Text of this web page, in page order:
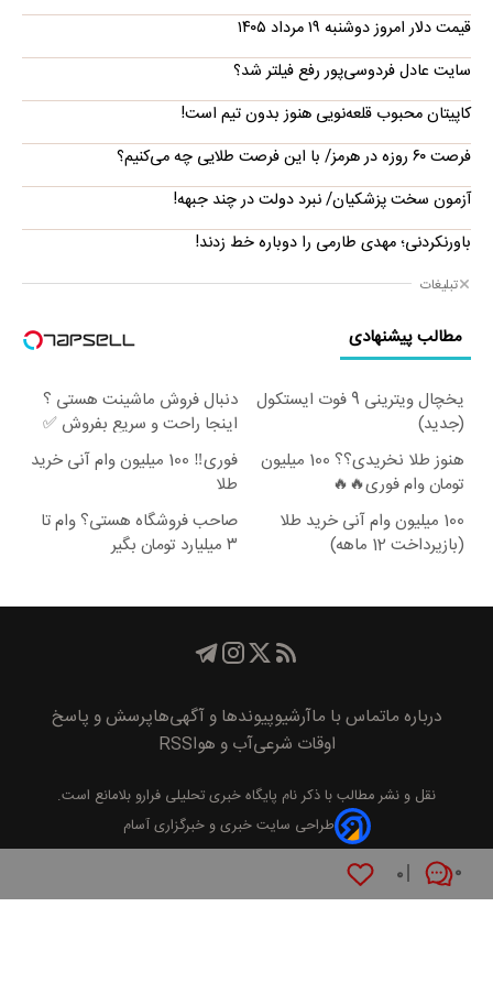
۰ ۰
قیمت دلار امروز دوشنبه ۱۹ مرداد ۱۴۰۵
سایت عادل فردوسی‌پور رفع فیلتر شد؟
کاپیتان محبوب قلعه‌نویی هنوز بدون تیم است!
فرصت ۶۰ روزه در هرمز/ با این فرصت طلایی چه می‌کنیم؟
آزمون سخت پزشکیان/ نبرد دولت در چند جبهه!
باورنکردنی؛ مهدی طارمی را دوباره خط زدند!
تبلیغات
مطالب پیشنهادی
یخچال ویترینی 9 فوت ایستکول
(جدید)
دنبال فروش ماشینت هستی ؟
اینجا راحت و سریع بفروش ✅
هنوز طلا نخریدی؟؟ 100 میلیون
تومان وام فوری🔥🔥
فوری‼️ 100 میلیون وام آنی خرید
طلا
100 میلیون وام آنی خرید طلا
(بازپرداخت 12 ماهه)
صاحب فروشگاه هستی؟ وام تا
۳ میلیارد تومان بگیر
درباره ماتماس با ماآرشیوپیوند‌ها و آگهی‌هاپرسش و پاسخ
اوقات شرعیآب و هواRSS
نقل و نشر مطالب با ذکر نام پايگاه خبری تحليلی فرارو بلامانع است.
طراحی سایت خبری و خبرگزاری آسام